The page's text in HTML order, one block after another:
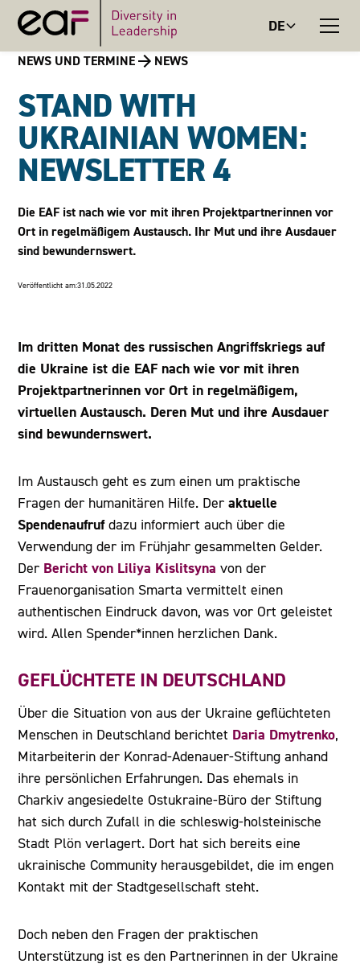
DE
NEWS UND TERMINE NEWS
STAND WITH
UKRAINIAN WOMEN:
NEWSLETTER 4
Die EAF ist nach wie vor mit ihren Projektpartnerinnen vor
Ort in regelmäßigem Austausch. Ihr Mut und ihre Ausdauer
sind bewundernswert.
Veröffentlicht am:31.05.2022
Im dritten Monat des russischen Angriffskriegs auf
die Ukraine ist die EAF nach wie vor mit ihren
Projektpartnerinnen vor Ort in regelmäßigem,
virtuellen Austausch. Deren Mut und ihre Ausdauer
sind bewundernswert.
Im Austausch geht es zum einen um praktische
Fragen der humanitären Hilfe. Deraktuelle
Spendenaufrufdazu informiert auch über die
Verwendung der im Frühjahr gesammelten Gelder.
Der Bericht von Liliya Kislitsyna von der
Frauenorganisation Smarta vermittelt einen
authentischen Eindruck davon, was vor Ort geleistet
wird. Allen Spender*innen herzlichen Dank.
GEFLÜCHTETE IN DEUTSCHLAND
Über die Situation von aus der Ukraine geflüchteten
Menschen in Deutschland berichtet Daria Dmytrenko,
Mitarbeiterin der Konrad-Adenauer-Stiftung anhand
ihre persönlichen Erfahrungen. Das ehemals in
Charkiv angesiedelte Ostukraine-Büro der Stiftung
hat sich durch Zufall in die schleswig-holsteinische
Stadt Plön verlagert. Dort hat sich bereits eine
ukrainische Community herausgebildet, die im engen
Kontakt mit der Stadtgesellschaft steht.
Doch neben den Fragen der praktischen
Unterstützung ist es den Partnerinnen in der Ukraine